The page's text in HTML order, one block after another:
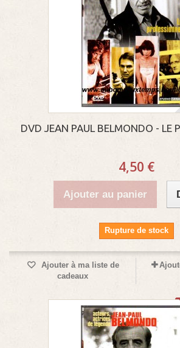
DVD JEAN PAUL BELMONDO - LE
4,50 €
Ajouter au panier
Rupture de stock
Ajouter à ma liste de
cadeaux